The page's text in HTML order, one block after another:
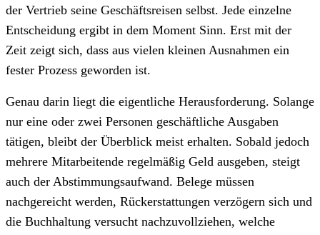
der Vertrieb seine Geschäftsreisen selbst. Jede einzelne
Entscheidung ergibt in dem Moment Sinn. Erst mit der
Zeit zeigt sich, dass aus vielen kleinen Ausnahmen ein
fester Prozess geworden ist.
Genau darin liegt die eigentliche Herausforderung. Solange
nur eine oder zwei Personen geschäftliche Ausgaben
tätigen, bleibt der Überblick meist erhalten. Sobald jedoch
mehrere Mitarbeitende regelmäßig Geld ausgeben, steigt
auch der Abstimmungsaufwand. Belege müssen
nachgereicht werden, Rückerstattungen verzögern sich und
die Buchhaltung versucht nachzuvollziehen, welche